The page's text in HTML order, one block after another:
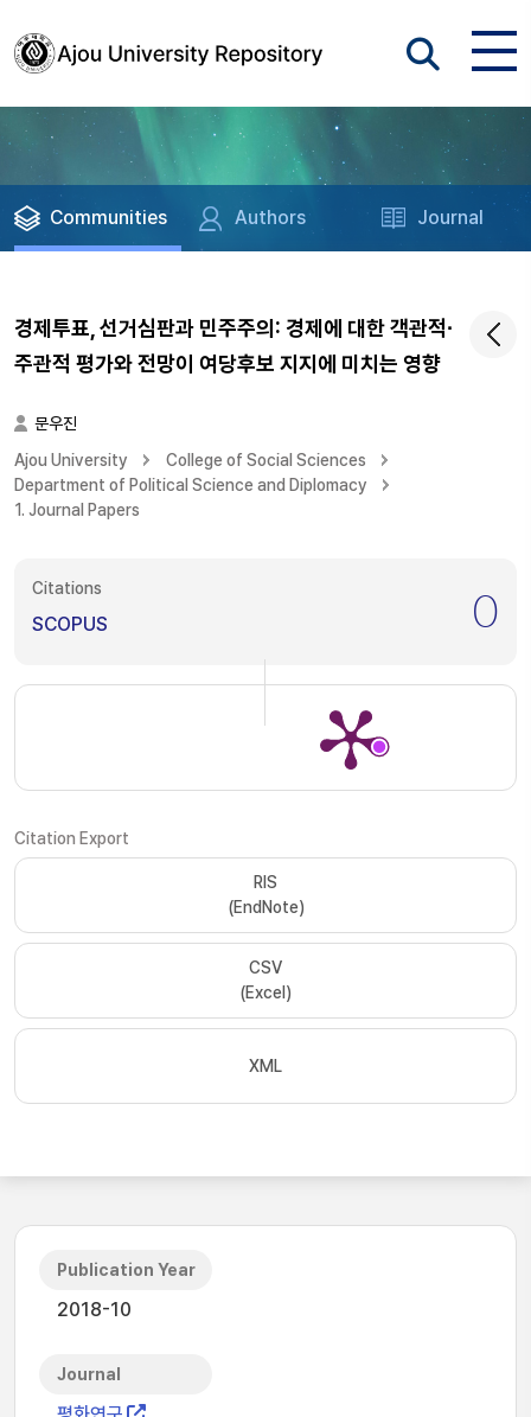
Communities Authors Journal
경제투표, 선거심판과 민주주의: 경제에 대한 객관적∙
주관적 평가와 전망이 여당후보 지지에 미치는 영향
문우진
Ajou University
College of Social Sciences
Department of Political Science and Diplomacy
1. Journal Papers
Citations
SCOPUS 0
Citation Export
RIS
(EndNote)
CSV
(Excel)
XML
Publication Year
2018-10
Journal